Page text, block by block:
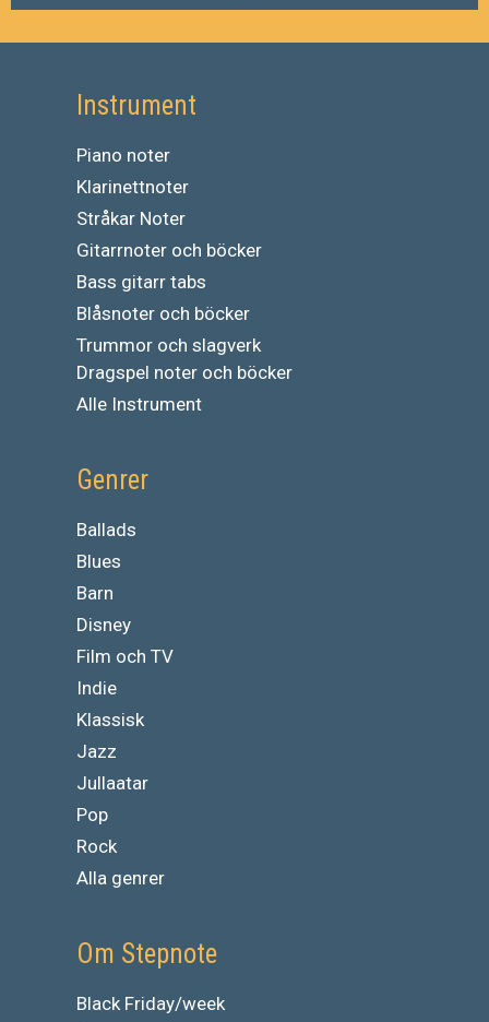
Instrument
Piano noter
Klarinettnoter
Stråkar Noter
Gitarrnoter och böcker
Bass gitarr tabs
Blåsnoter och böcker
Trummor och slagverk
Dragspel noter och böcker
Alle Instrument
Genrer
Ballads
Blues
Barn
Disney
Film och TV
Indie
Klassisk
Jazz
Jullaatar
Pop
Rock
Alla genrer
Om Stepnote
Black Friday/week